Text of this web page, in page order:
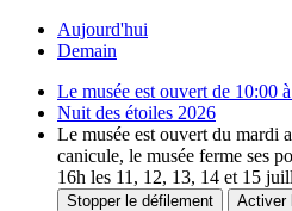
Aujourd'hui
Demain
Le musée est ouvert de 10:00
Nuit des étoiles 2026
Le musée est ouvert du mardi
canicule, le musée ferme ses
16h les 11, 12, 13, 14 et 15
Stopper le défilement Activer